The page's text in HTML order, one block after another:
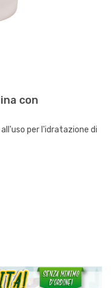
con
per l'idratazione di